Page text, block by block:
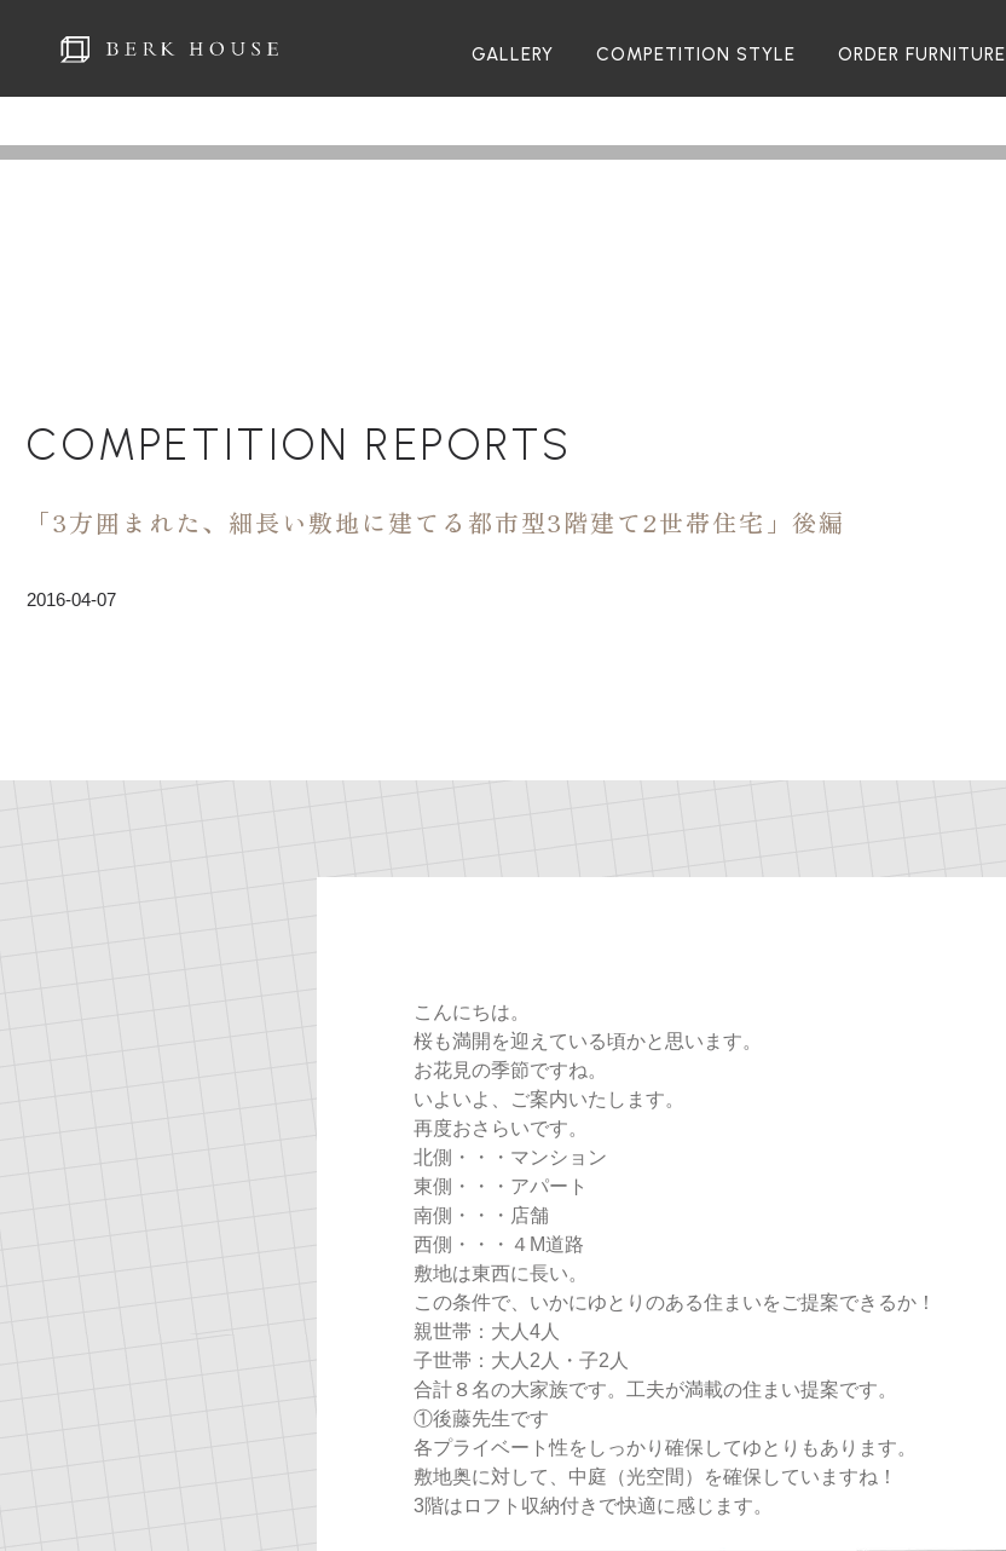
GALLERY COMPETITION STYLE ORDER FURNITURE
COMPETITION REPORTS
「3方囲まれた、細長い敷地に建てる都市型3階建て2世帯住宅」後編
2016-04-07
こんにちは。
桜も満開を迎えている頃かと思います。
お花見の季節ですね。
いよいよ、ご案内いたします。
再度おさらいです。
北側・・・マンション
東側・・・アパート
南側・・・店舗
西側・・・４M道路
敷地は東西に長い。
この条件で、いかにゆとりのある住まいをご提案できるか！
親世帯：大人4人
子世帯：大人2人・子2人
合計８名の大家族です。工夫が満載の住まい提案です。
①後藤先生です
各プライベート性をしっかり確保してゆとりもあります。
敷地奥に対して、中庭（光空間）を確保していますね！
3階はロフト収納付きで快適に感じます。